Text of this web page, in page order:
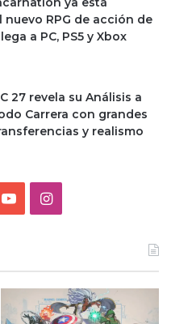
nuevo RPG de acción de
a PC, PS5 y Xbox
27 revela su Análisis a
Carrera con grandes
y realismo
YouTubeInstagram